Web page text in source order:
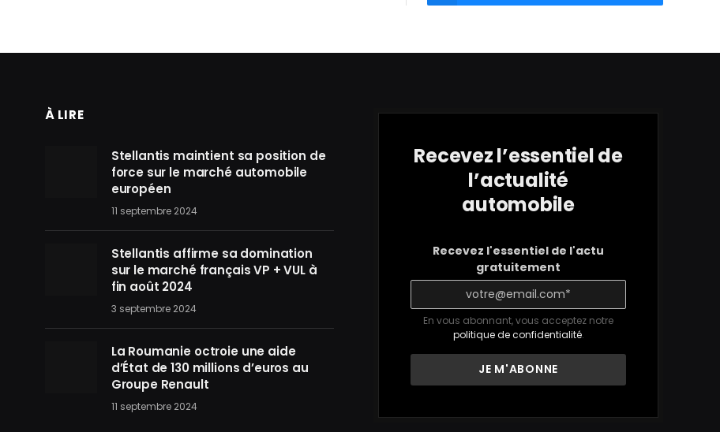
À LIRE
Stellantis maintient sa position de
force sur le marché automobile
européen
11 septembre 2024
Stellantis affirme sa domination
sur le marché français VP + VUL à
fin août 2024
3 septembre 2024
La Roumanie octroie une aide
d’État de 130 millions d’euros au
Groupe Renault
11 septembre 2024
Recevez l’essentiel de
l’actualité
automobile
Recevez l'essentiel de l'actu
gratuitement
En vous abonnant, vous acceptez notre
politique de confidentialité.